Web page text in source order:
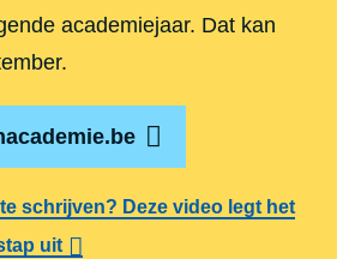
academiejaar. Dat kan
schrijven? Deze video legt het
uit